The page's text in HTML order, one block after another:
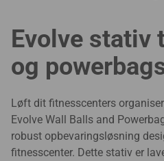
Evolve
og
Løft dit fitnesscenters
Evolve Wall Balls and
robust opbevaringsløsning
fitnesscenter. Dette stativ er